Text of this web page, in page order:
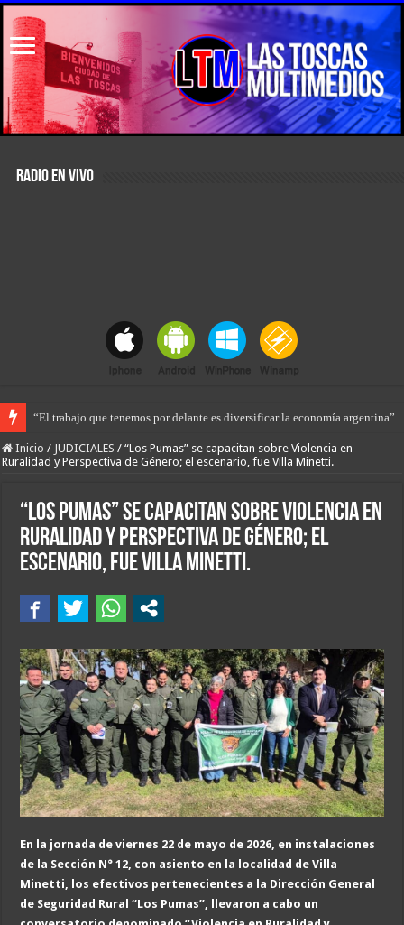
RADIO EN VIVO
Libertad con restricciones para Gerardo Sequeira que apuñaló a Maca
Inicio / JUDICIALES / “Los Pumas” se capacitan sobre Violencia en
Ruralidad y Perspectiva de Género; el escenario, fue Villa Minetti.
“Los Pumas” se capacitan sobre Violencia en
Ruralidad y Perspectiva de Género; el
escenario, fue Villa Minetti.
En la jornada de viernes 22 de mayo de 2026, en instalaciones
de la Sección N° 12, con asiento en la localidad de Villa
Minetti, los efectivos pertenecientes a la Dirección General
de Seguridad Rural “Los Pumas”, llevaron a cabo un